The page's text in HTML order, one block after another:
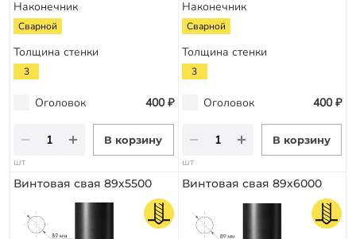
Наконечник
Сварной
Толщина стенки
3
Оголовок 400 ₽
В корзину
шт
Наконечник
Сварной
Толщина стенки
3
Оголовок 400 ₽
В корзину
шт
Винтовая свая 89х5500 Винтовая свая 89х6000